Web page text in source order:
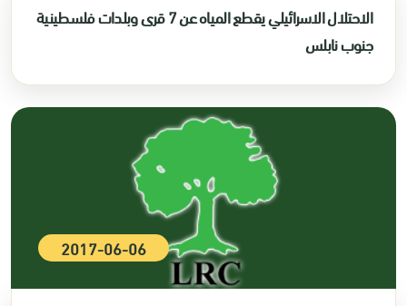
الاحتلال الاسرائيلي يقطع المياه عن 7 قرى وبلدات فلسطينية
جنوب نابلس
2017-06-06